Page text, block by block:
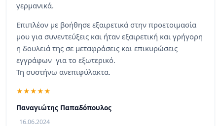
γερμανικά.
Επιπλέον με βοήθησε εξαιρετικά στην προετοιμασία
μου για συνεντεύξεις και ήταν εξαιρετική και γρήγορη
η δουλειά της σε μεταφράσεις και επικυρώσεις
εγγράφων για το εξωτερικό.
Τη συστήνω ανεπιφύλακτα.
Παναγιώτης Παπαδόπουλος
16.06.2024